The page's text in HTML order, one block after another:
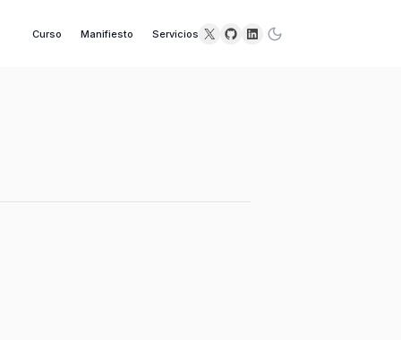
Curso Manifiesto Servicios X GitHubLinkedIn